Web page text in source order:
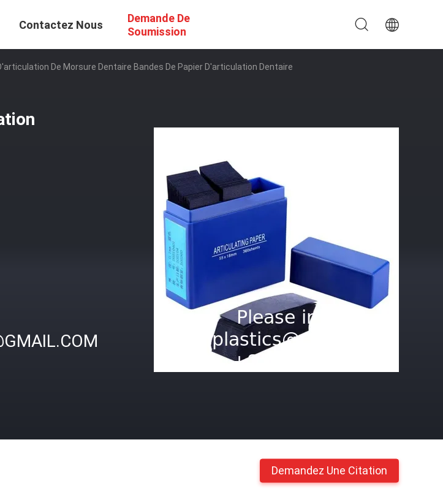
Contactez Nous
Demande De
Soumission
De Morsure Dentaire Bandes De Papier D'articulation Dentaire
Demandez Une Citation